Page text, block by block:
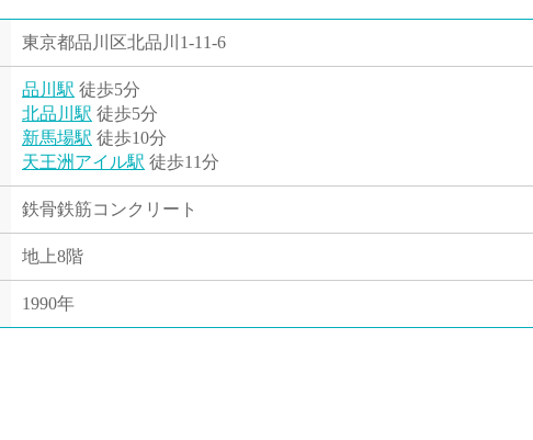
東京都品川区北品川1-11-6
品川駅 徒歩5分
北品川駅 徒歩5分
新馬場駅 徒歩10分
天王洲アイル駅 徒歩11分
鉄骨鉄筋コンクリート
地上8階
1990年